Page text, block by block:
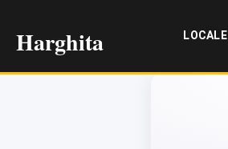
Harghita LOCALE